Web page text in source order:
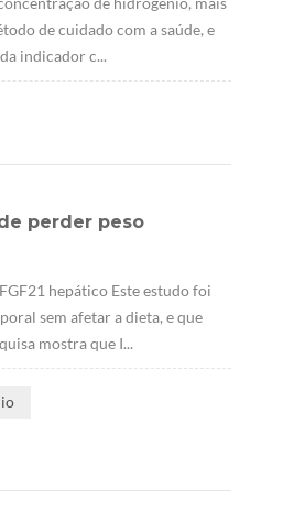
de cuidado com a saúde, e
indicador c...
perder peso
hepático Este estudo foi
sem afetar a dieta, e que
mostra que I...